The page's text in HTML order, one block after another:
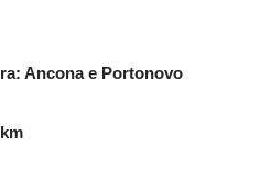
Ancona e Portonovo